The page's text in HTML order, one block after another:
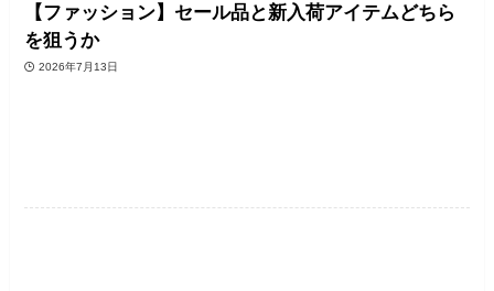
【ファッション】セール品と新入荷アイテムどちら
を狙うか
2026年7月13日